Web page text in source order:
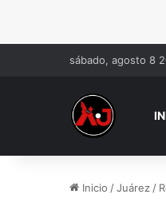
sábado, agosto 8
Inicio /Juárez /